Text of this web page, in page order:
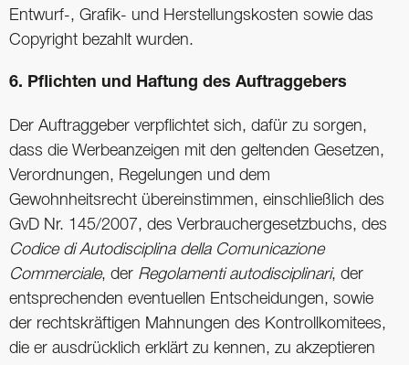
Entwurf-, Grafik- und Herstellungskosten sowie das
Copyright bezahlt wurden.
6. Pflichten und Haftung des Auftraggebers
Der Auftraggeber verpflichtet sich, dafür zu sorgen,
dass die Werbeanzeigen mit den geltenden Gesetzen,
Verordnungen, Regelungen und dem
Gewohnheitsrecht übereinstimmen, einschließlich des
GvD Nr. 145/2007, des Verbrauchergesetzbuchs, des
Codice di Autodisciplina della Comunicazione
Commerciale, der Regolamenti autodisciplinari, der
entsprechenden eventuellen Entscheidungen, sowie
der rechtskräftigen Mahnungen des Kontrollkomitees,
die er ausdrücklich erklärt zu kennen, zu akzeptieren